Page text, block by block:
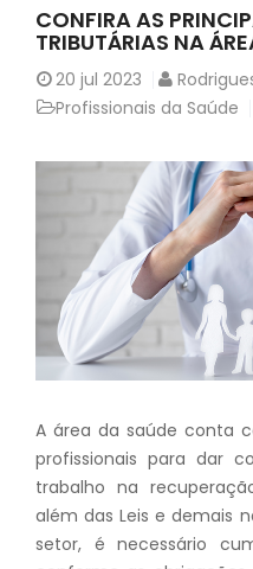
CONFIRA AS
TRIBUTÁRIAS NA
20 jul 2023
Profissionais da Saúde
A área da saúde conta
profissionais para dar
trabalho na
além das Leis e demais
setor, é necessário